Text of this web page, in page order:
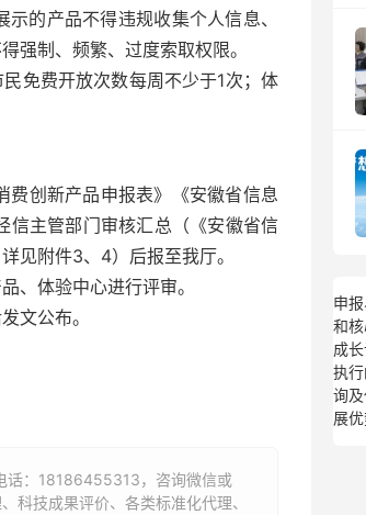
的产品不得违规收集个人信息、
强制、频繁、过度索取权限。
免费开放次数每周不少于1次；体
费创新产品申报表》《安徽省信息
信主管部门审核汇总（《安徽省信
见附件3、4）后报至我厅。
、体验中心进行评审。
文公布。
： 18186455313，咨询微信或
科技成果评价、各类标准化代理、
申
和
成
执
询
展优